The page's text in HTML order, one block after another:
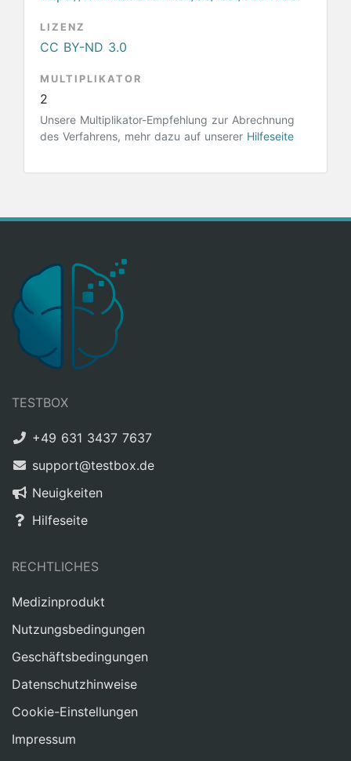
LIZENZ
CC BY-ND 3.0
MULTIPLIKATOR
2
Unsere Multiplikator-Empfehlung zur Abrechnung
des Verfahrens, mehr dazu auf unserer Hilfeseite
TESTBOX
+49 631 3437 7637
support@testbox.de
Neuigkeiten
Hilfeseite
RECHTLICHES
Medizinprodukt
Nutzungsbedingungen
Geschäftsbedingungen
Datenschutzhinweise
Cookie-Einstellungen
Impressum